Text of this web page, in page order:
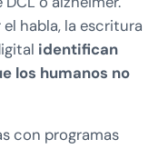
habla, la escritura
identifican
los humanos no
con programas